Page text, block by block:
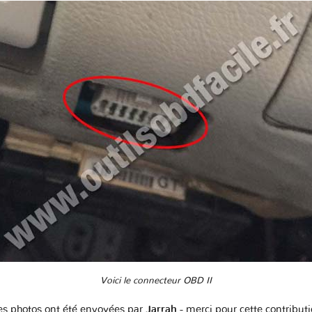
Voici le connecteur OBD II
photos ont été envoyées par Jarrah - merci pour cette